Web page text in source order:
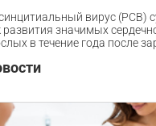
вирус (РСВ)
значимых
в течение года после